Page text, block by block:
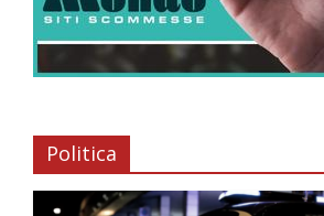
Politica